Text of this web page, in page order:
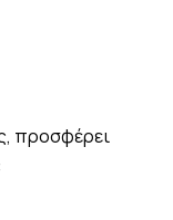
προσφέρει